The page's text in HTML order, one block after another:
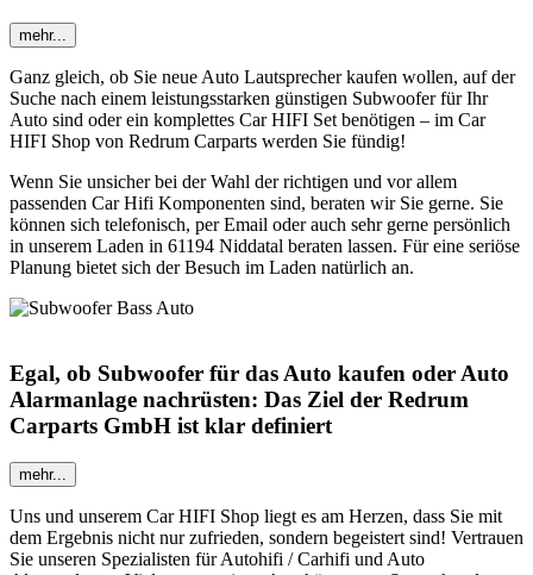
mehr...
Ganz gleich, ob Sie neue Auto Lautsprecher kaufen wollen, auf der
Suche nach einem leistungsstarken günstigen Subwoofer für Ihr
Auto sind oder ein komplettes Car HIFI Set benötigen – im Car
HIFI Shop von Redrum Carparts werden Sie fündig!
Wenn Sie unsicher bei der Wahl der richtigen und vor allem
passenden Car Hifi Komponenten sind, beraten wir Sie gerne. Sie
können sich telefonisch, per Email oder auch sehr gerne persönlich
in unserem Laden in 61194 Niddatal beraten lassen. Für eine seriöse
Planung bietet sich der Besuch im Laden natürlich an.
Egal, ob Subwoofer für das Auto kaufen oder Auto
Alarmanlage nachrüsten: Das Ziel der Redrum
Carparts GmbH ist klar definiert
mehr...
Uns und unserem Car HIFI Shop liegt es am Herzen, dass Sie mit
dem Ergebnis nicht nur zufrieden, sondern begeistert sind! Vertrauen
Sie unseren Spezialisten für Autohifi / Carhifi und Auto